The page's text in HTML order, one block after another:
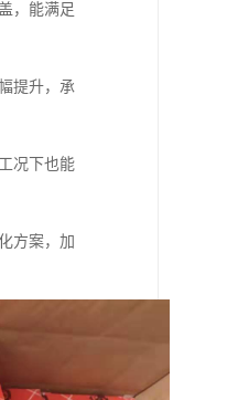
，能满足
提升，承
况下也能
方案，加